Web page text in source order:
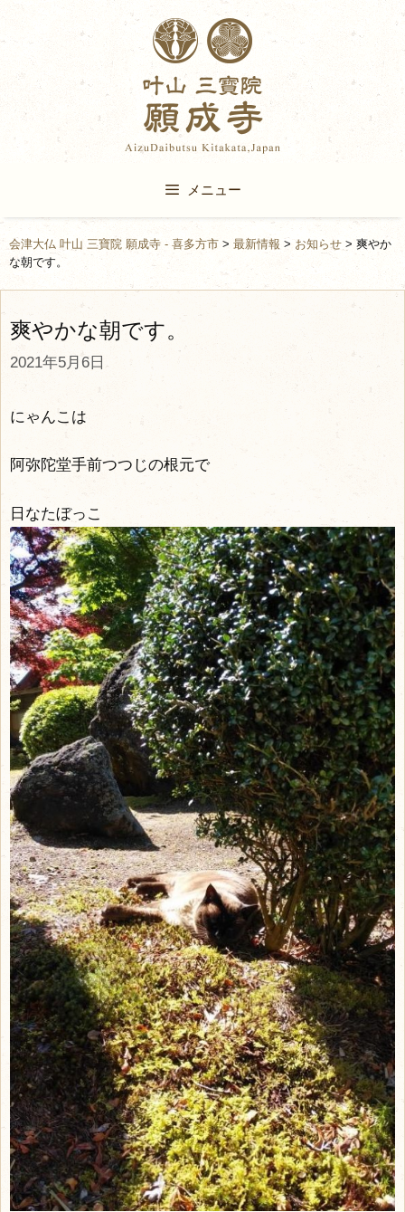
to
content
メニュー
会津大仏 叶山 三寶院 願成寺 - 喜多方市 > 最新情報 > お知らせ > 爽やか
な朝です。
爽やかな朝です。
2021年5月6日
にゃんこは
阿弥陀堂手前つつじの根元で
日なたぼっこ